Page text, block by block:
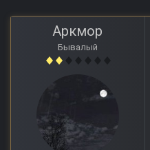
Аркмор
Бывалый